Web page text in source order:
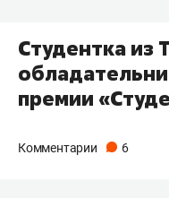
Студентка из
премии
Комментарии 6